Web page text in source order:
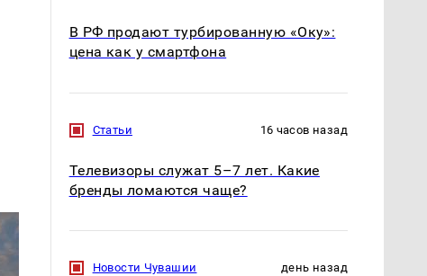
В РФ продают турбированную «Оку»:
цена как у смартфона
Статьи 16 часов назад
Телевизоры служат 5–7 лет. Какие
бренды ломаются чаще?
Новости Чувашии день назад